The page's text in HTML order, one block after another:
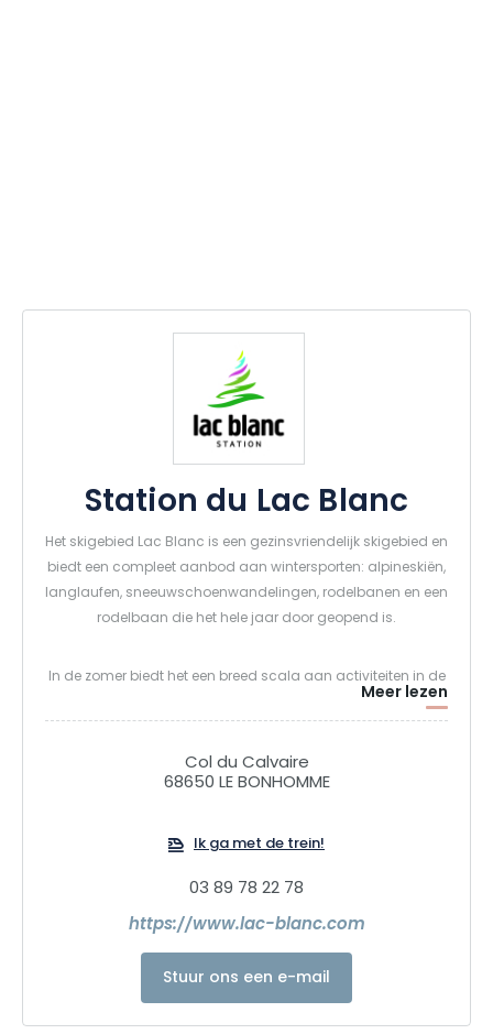
Station du Lac Blanc
Het skigebied Lac Blanc is een gezinsvriendelijk skigebied en
biedt een compleet aanbod aan wintersporten: alpineskiën,
langlaufen, sneeuwschoenwandelingen, rodelbanen en een
rodelbaan die het hele jaar door geopend is.
In de zomer biedt het een breed scala aan activiteiten in de
natuur. Het eerste Bike Park in het Vogezenmassief.
Avonturenpark, blotevoetenpad, mountainbikeroutes,
speelse wandelroute, wandeltochten.
Meer lezen
Col du Calvaire
68650 LE BONHOMME
Ik ga met de trein!
03 89 78 22 78
https://www.lac-blanc.com
Stuur ons een e-mail